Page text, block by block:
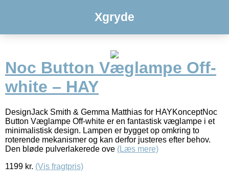
Xgryde
Noc Button Væglampe Off-
white – HAY
DesignJack Smith & Gemma Matthias for HAYKonceptNoc
Button Væglampe Off-white er en fantastisk væglampe i et
minimalistisk design. Lampen er bygget op omkring to
roterende mekanismer og kan derfor justeres efter behov.
Den bløde pulverlakerede ove (Læs mere)
1199 kr. (Vis fragtpris)